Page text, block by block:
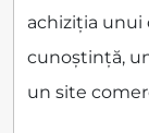
achiziția unui
cunoștință,
un site